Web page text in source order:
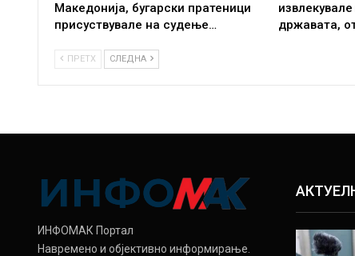
Македонија, бугарски пратеници
присуствувале на судење…
државата,
ПРЕТХ СЛЕДНА
ИНФОМАК Портал
Навремено и објективно информирање.